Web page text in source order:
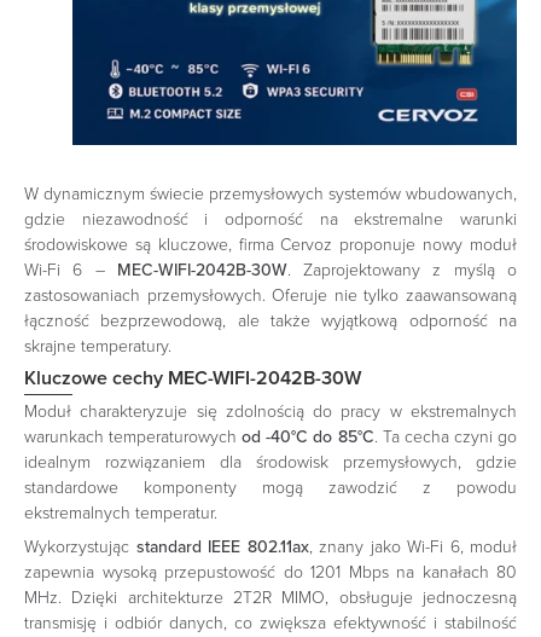
W dynamicznym świecie przemysłowych systemów wbudowanych,
gdzie niezawodność i odporność na ekstremalne warunki
środowiskowe są kluczowe, firma Cervoz proponuje nowy moduł
Wi-Fi 6 – MEC-WIFI-2042B-30W. Zaprojektowany z myślą o
zastosowaniach przemysłowych. Oferuje nie tylko zaawansowaną
łączność bezprzewodową, ale także wyjątkową odporność na
skrajne temperatury.​
Kluczowe cechy MEC-WIFI-2042B-30W
Moduł charakteryzuje się zdolnością do pracy w ekstremalnych
warunkach temperaturowychod -40°C do 85°C. Ta cecha czyni go
idealnym rozwiązaniem dla środowisk przemysłowych, gdzie
standardowe komponenty mogą zawodzić z powodu
ekstremalnych temperatur.
Wykorzystując standard IEEE 802.11ax, znany jako Wi-Fi 6, moduł
zapewnia wysoką przepustowość do 1201 Mbps na kanałach 80
MHz. Dzięki architekturze 2T2R MIMO, obsługuje jednoczesną
transmisję i odbiór danych, co zwiększa efektywność i stabilność